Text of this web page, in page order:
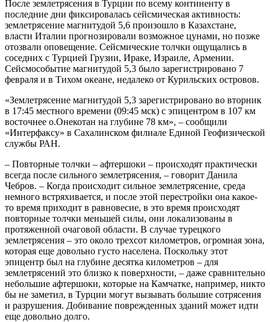
После землетрясения в Турции по всему континенту в
последние дни фиксировалась сейсмическая активность:
землетрясение магнитудой 5,6 произошло в Казахстане,
власти Италии прогнозировали возможное цунами, но позже
отозвали оповещение. Сейсмические толчки ощущались в
соседних с Турцией Грузии, Ираке, Израиле, Армении.
Сейсмособытие магнитудой 5,3 было зарегистрировано 7
февраля и в Тихом океане, недалеко от Курильских островов.
«Землетрясение магнитудой 5,3 зарегистрировано во вторник
в 17:45 местного времени (09:45 мск) с эпицентром в 107 км
восточнее о.Онекотан на глубине 78 км», – сообщили
«Интерфаксу» в Сахалинском филиале Единой Геофизической
службы РАН.
– Повторные толчки – афтершоки – происходят практически
всегда после сильного землетрясения, – говорит Данила
Чебров. – Когда происходит сильное землетрясение, среда
немного встряхивается, и после этой перестройки она какое-
то время приходит в равновесие, в это время происходят
повторные толчки меньшей силы, они локализованы в
протяженной очаговой области. В случае турецкого
землетрясения – это около трехсот километров, огромная зона,
которая еще довольно густо населена. Поскольку этот
эпицентр был на глубине десятка километров – для
землетрясений это близко к поверхности, – даже сравнительно
небольшие афтершоки, которые на Камчатке, например, никто
бы не заметил, в Турции могут вызывать большие сотрясения
и разрушения. Добивание поврежденных зданий может идти
еще довольно долго.